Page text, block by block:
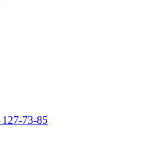
127-73-85